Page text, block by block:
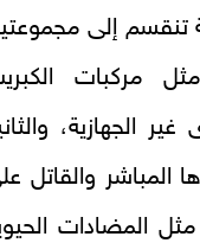
تنقسم إلى
مركبات
الجهازية،
المباشر والقاتل
المضادات